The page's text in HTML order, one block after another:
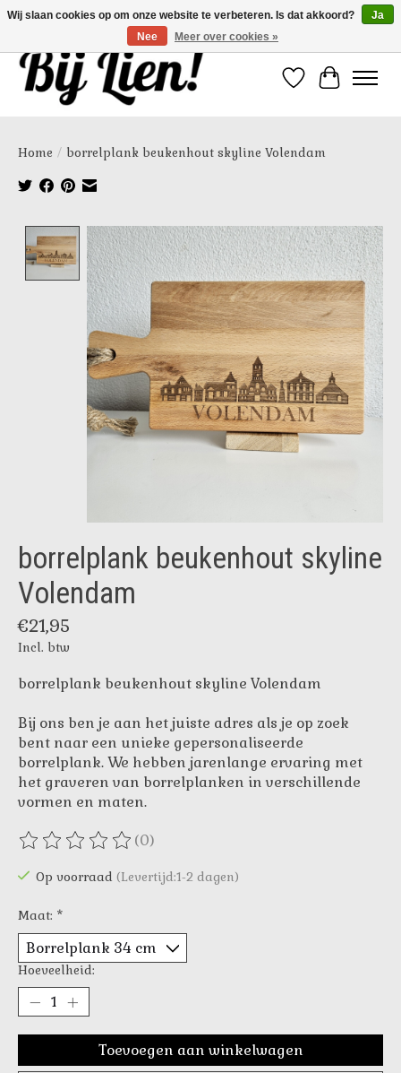
Verlanglijst
Home / borrelplank beukenhout skyline Volendam
Product image slideshow Items
borrelplank beukenhout skyline
Volendam
€21,95
Incl. btw
borrelplank beukenhout skyline Volendam
Bij ons ben je aan het juiste adres als je op zoek
bent naar een unieke gepersonaliseerde
borrelplank. We hebben jarenlange ervaring met
het graveren van borrelplanken in verschillende
vormen en maten.
De beoordeling van dit product is
(0)
Op voorraad (Levertijd:1-2 dagen)
Maat: *
Hoeveelheid:
Toevoegen aan winkelwagen
Wij slaan cookies op om onze website te verbeteren. Is dat akkoord?
Ja
Nee
Meer over cookies »